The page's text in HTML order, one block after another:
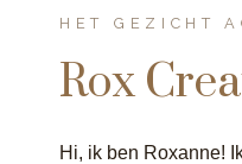
HET GEZICHT
Rox
Hi, ik ben Roxanne!